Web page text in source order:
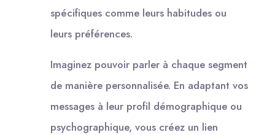
spécifiques comme leurs habitudes ou
leurs préférences.
Imaginez pouvoir parler à chaque segment
de manière personnalisée. En adaptant vos
messages à leur profil démographique ou
psychographique, vous créez un lien